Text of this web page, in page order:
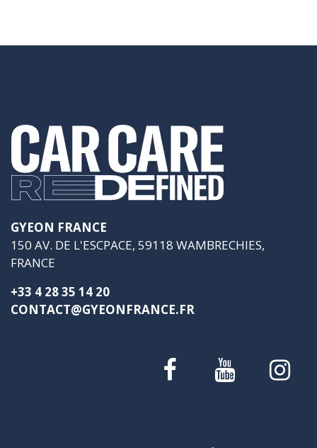
GYEON FRANCE
150 AV. DE L'ESCPACE, 59118 WAMBRECHIES,
FRANCE
+33 4 28 35 14 20
CONTACT@GYEONFRANCE.FR